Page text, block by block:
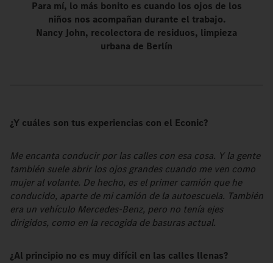
Para mí, lo más bonito es cuando los ojos de los
niños nos acompañan durante el trabajo.
Nancy John, recolectora de residuos, limpieza
urbana de Berlín
¿Y cuáles son tus experiencias con el Econic?
Me encanta conducir por las calles con esa cosa. Y la gente
también suele abrir los ojos grandes cuando me ven como
mujer al volante. De hecho, es el primer camión que he
conducido, aparte de mi camión de la autoescuela. También
era un vehículo Mercedes-Benz, pero no tenía ejes
dirigidos, como en la recogida de basuras actual.
¿Al principio no es muy difícil en las calles llenas?